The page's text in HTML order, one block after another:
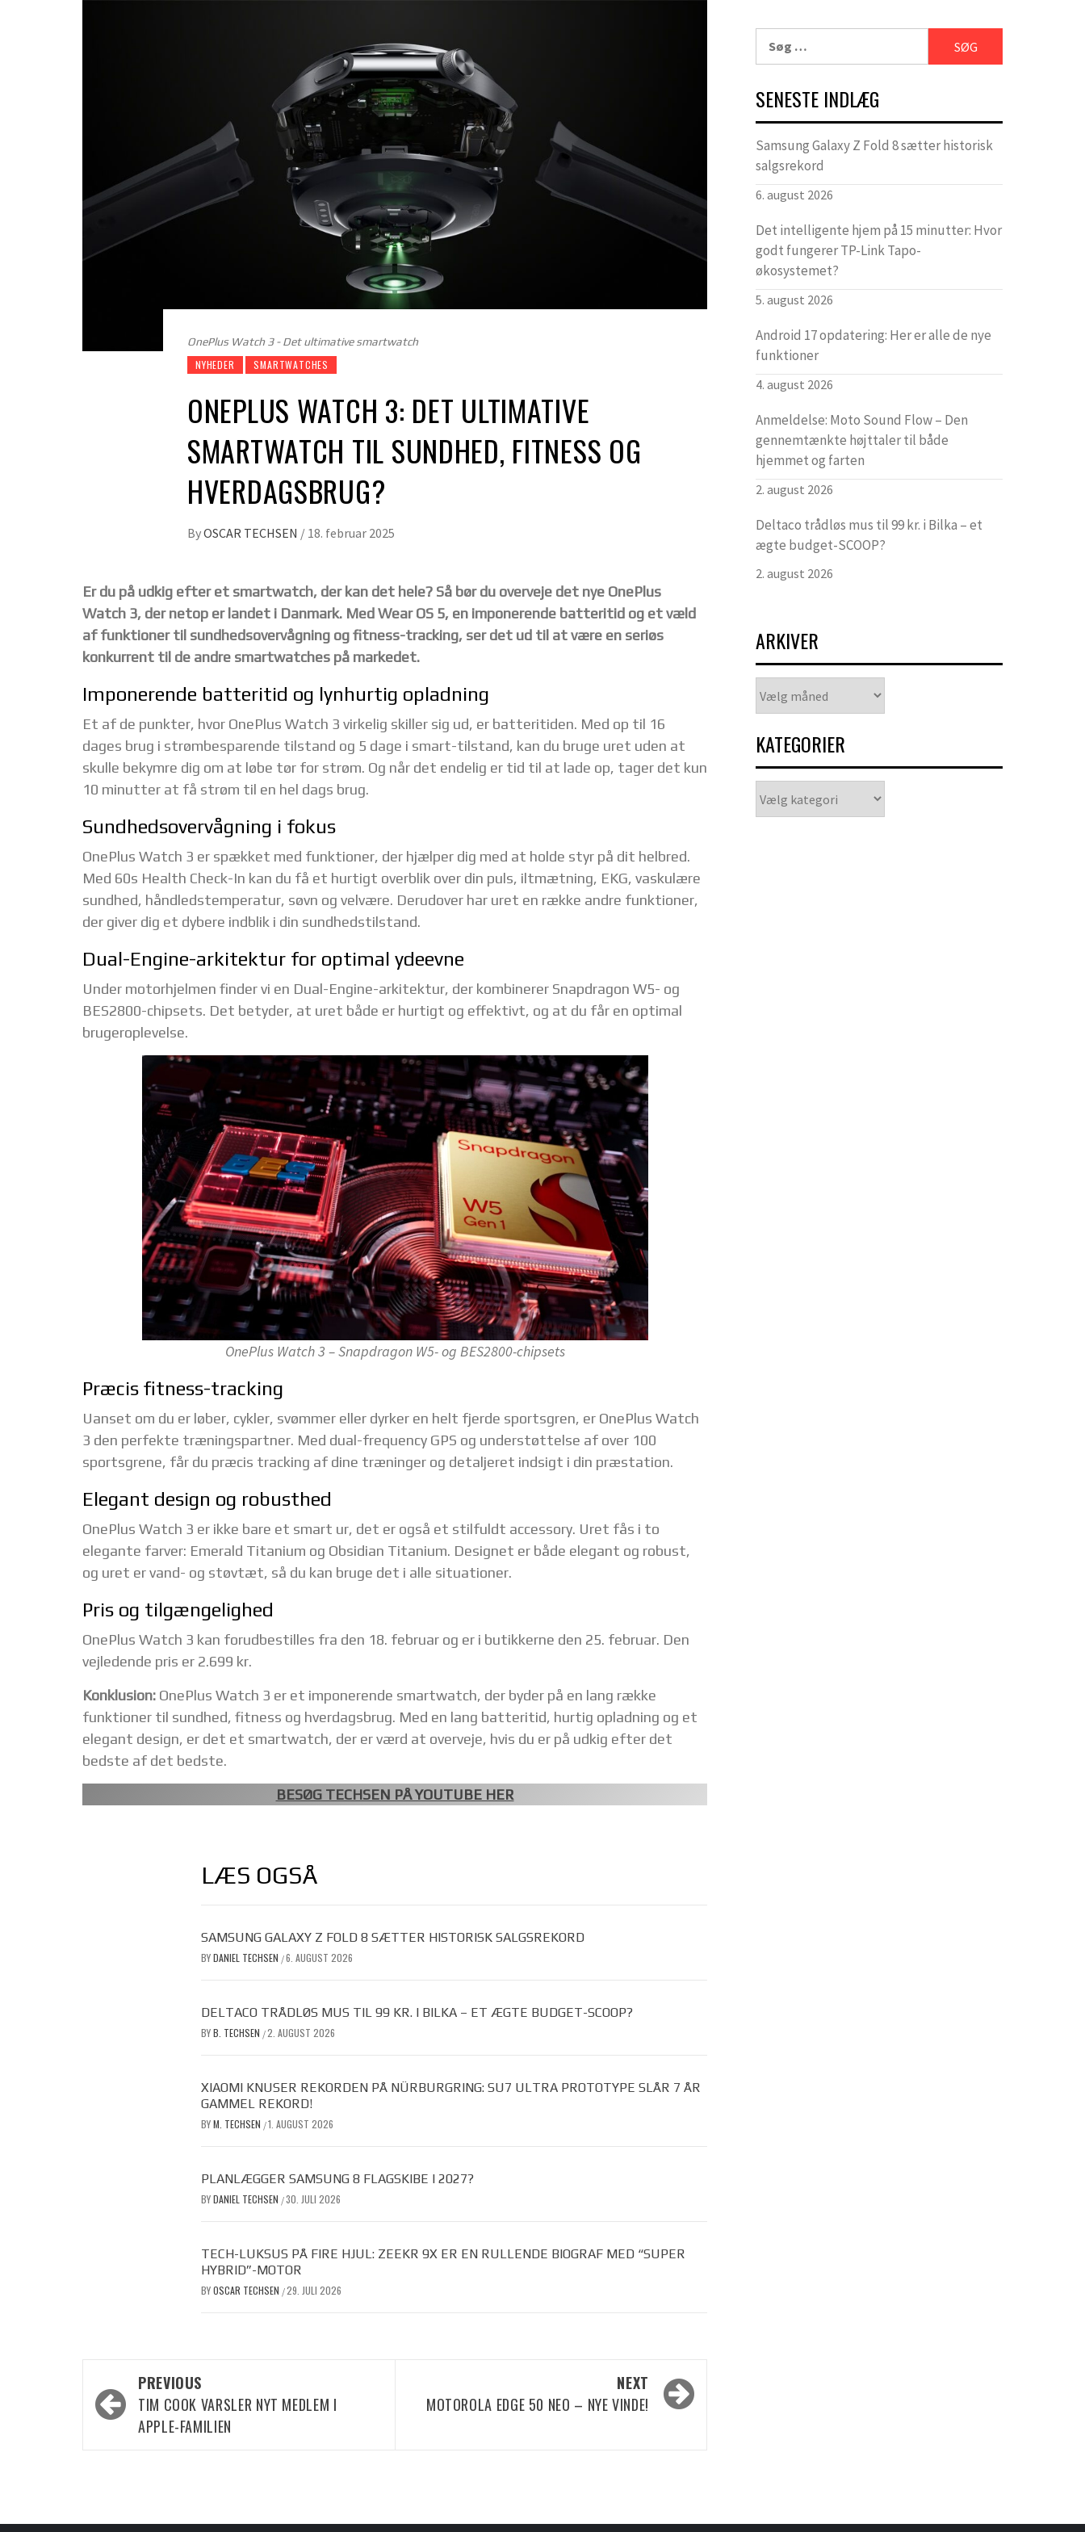
OnePlus Watch 3 - Det ultimative smartwatch
NYHEDER SMARTWATCHES
ONEPLUS WATCH 3: DET ULTIMATIVE
SMARTWATCH TIL SUNDHED, FITNESS OG
HVERDAGSBRUG?
ByOSCAR TECHSEN / 18. februar 2025
Er du på udkig efter et smartwatch, der kan det hele? Så bør du overveje det nye OnePlus
Watch 3, der netop er landet i Danmark. Med Wear OS 5, en imponerende batteritid og et væld
af funktioner til sundhedsovervågning og fitness-tracking, ser det ud til at være en seriøs
konkurrent til de andre smartwatches på markedet.
Imponerende batteritid og lynhurtig opladning
Et af de punkter, hvor OnePlus Watch 3 virkelig skiller sig ud, er batteritiden. Med op til 16
dages brug i strømbesparende tilstand og 5 dage i smart-tilstand, kan du bruge uret uden at
skulle bekymre dig om at løbe tør for strøm. Og når det endelig er tid til at lade op, tager det kun
10 minutter at få strøm til en hel dags brug.
Sundhedsovervågning i fokus
OnePlus Watch 3 er spækket med funktioner, der hjælper dig med at holde styr på dit helbred.
Med 60s Health Check-In kan du få et hurtigt overblik over din puls, iltmætning, EKG, vaskulære
sundhed, håndledstemperatur, søvn og velvære. Derudover har uret en række andre funktioner,
der giver dig et dybere indblik i din sundhedstilstand.
Dual-Engine-arkitektur for optimal ydeevne
Under motorhjelmen finder vi en Dual-Engine-arkitektur, der kombinerer Snapdragon W5- og
BES2800-chipsets. Det betyder, at uret både er hurtigt og effektivt, og at du får en optimal
brugeroplevelse.
OnePlus Watch 3 – Snapdragon W5- og BES2800-chipsets
Præcis fitness-tracking
Uanset om du er løber, cykler, svømmer eller dyrker en helt fjerde sportsgren, er OnePlus Watch
3 den perfekte træningspartner. Med dual-frequency GPS og understøttelse af over 100
sportsgrene, får du præcis tracking af dine træninger og detaljeret indsigt i din præstation.
Elegant design og robusthed
OnePlus Watch 3 er ikke bare et smart ur, det er også et stilfuldt accessory. Uret fås i to
elegante farver: Emerald Titanium og Obsidian Titanium. Designet er både elegant og robust,
og uret er vand- og støvtæt, så du kan bruge det i alle situationer.
Pris og tilgængelighed
OnePlus Watch 3 kan forudbestilles fra den 18. februar og er i butikkerne den 25. februar. Den
vejledende pris er 2.699 kr.
Konklusion: OnePlus Watch 3 er et imponerende smartwatch, der byder på en lang række
funktioner til sundhed, fitness og hverdagsbrug. Med en lang batteritid, hurtig opladning og et
elegant design, er det et smartwatch, der er værd at overveje, hvis du er på udkig efter det
bedste af det bedste.
BESØG TECHSEN PÅ YOUTUBE HER
LÆS OGSÅ
SAMSUNG GALAXY Z FOLD 8 SÆTTER HISTORISK SALGSREKORD
BYDANIEL TECHSEN /6. AUGUST 2026
DELTACO TRÅDLØS MUS TIL 99 KR. I BILKA – ET ÆGTE BUDGET-SCOOP?
BYB. TECHSEN /2. AUGUST 2026
XIAOMI KNUSER REKORDEN PÅ NÜRBURGRING: SU7 ULTRA PROTOTYPE SLÅR 7 ÅR
GAMMEL REKORD!
BYM. TECHSEN /1. AUGUST 2026
PLANLÆGGER SAMSUNG 8 FLAGSKIBE I 2027?
BYDANIEL TECHSEN /30. JULI 2026
TECH-LUKSUS PÅ FIRE HJUL: ZEEKR 9X ER EN RULLENDE BIOGRAF MED “SUPER
HYBRID”-MOTOR
BYOSCAR TECHSEN /29. JULI 2026
Post
navigation
PREVIOUS
TIM COOK VARSLER NYT MEDLEM I
APPLE-FAMILIEN
NEXT
MOTOROLA EDGE 50 NEO – NYE VINDE!
efter:
SENESTE INDLÆG
Samsung Galaxy Z Fold 8 sætter historisk
salgsrekord
6. august 2026
Det intelligente hjem på 15 minutter: Hvor
godt fungerer TP-Link Tapo-
økosystemet?
5. august 2026
Android 17 opdatering: Her er alle de nye
funktioner
4. august 2026
Anmeldelse: Moto Sound Flow – Den
gennemtænkte højttaler til både
hjemmet og farten
2. august 2026
Deltaco trådløs mus til 99 kr. i Bilka – et
ægte budget-SCOOP?
2. august 2026
ARKIVER
KATEGORIER